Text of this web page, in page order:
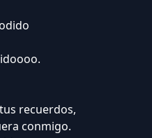
recuerdos,
conmigo.